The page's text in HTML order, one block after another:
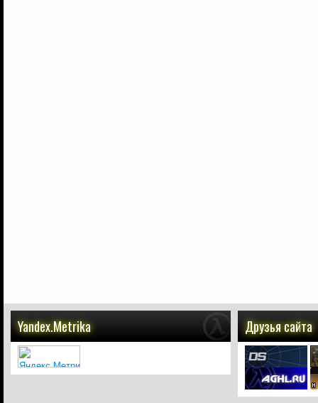
Yandex.Metrika Друзья сайта